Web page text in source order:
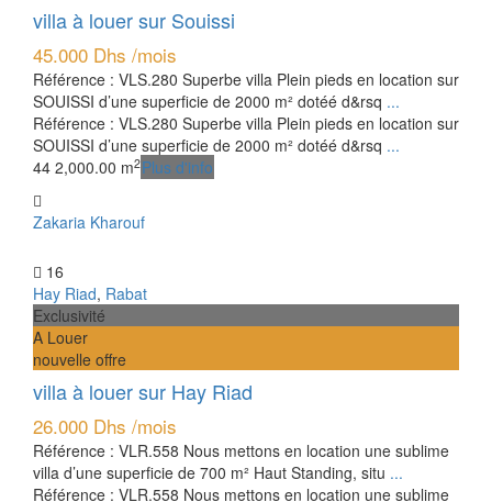
villa à louer sur Souissi
45.000 Dhs /mois
Référence : VLS.280 Superbe villa Plein pieds en location sur
SOUISSI d’une superficie de 2000 m² dotéé d&rsq ...
Référence : VLS.280 Superbe villa Plein pieds en location sur
SOUISSI d’une superficie de 2000 m² dotéé d&rsq ...
44 2,000.00 m2Plus d'info
Zakaria Kharouf
16
Hay Riad, Rabat
Exclusivité
A Louer
nouvelle offre
villa à louer sur Hay Riad
26.000 Dhs /mois
Référence : VLR.558 Nous mettons en location une sublime
villa d’une superficie de 700 m² Haut Standing, situ ...
Référence : VLR.558 Nous mettons en location une sublime